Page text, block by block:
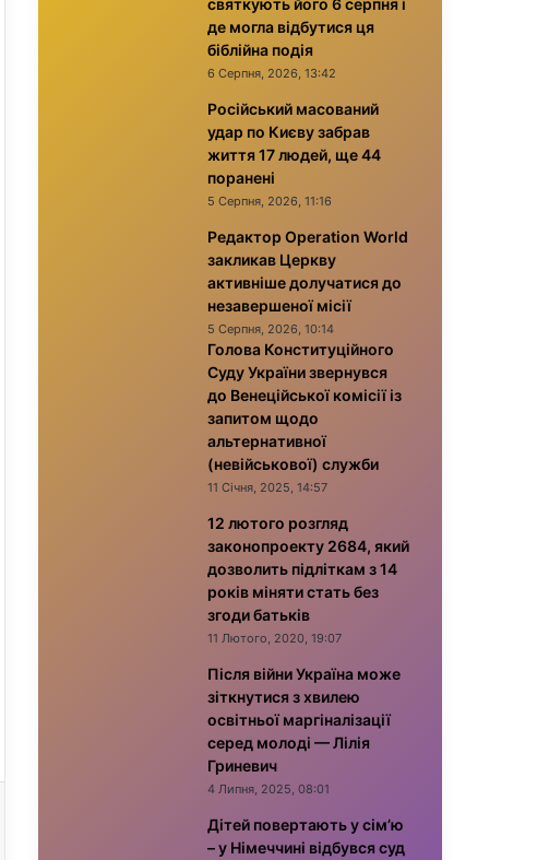
святкують його 6 серпня і
де могла відбутися ця
біблійна подія
6 Серпня, 2026, 13:42
Російський масований
удар по Києву забрав
життя 17 людей, ще 44
поранені
5 Серпня, 2026, 11:16
Редактор Operation World
закликав Церкву
активніше долучатися до
незавершеної місії
5 Серпня, 2026, 10:14
Голова Конституційного
Суду України звернувся
до Венеційської комісії із
запитом щодо
альтернативної
(невійськової) служби
11 Січня, 2025, 14:57
12 лютого розгляд
законопроекту 2684, який
дозволить підліткам з 14
років міняти стать без
згоди батьків
11 Лютого, 2020, 19:07
Після війни Україна може
зіткнутися з хвилею
освітньої маргіналізації
серед молоді — Лілія
Гриневич
4 Липня, 2025, 08:01
Дітей повертають у сім’ю
– у Німеччині відбувся суд